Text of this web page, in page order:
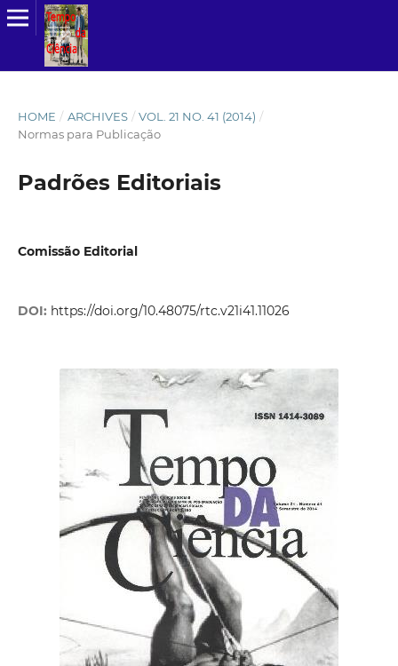
HOME / ARCHIVES / VOL. 21 NO. 41 (2014) /
Normas para Publicação
Padrões Editoriais
Comissão Editorial
DOI: https://doi.org/10.48075/rtc.v21i41.11026